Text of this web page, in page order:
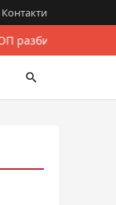
Контакти
разби